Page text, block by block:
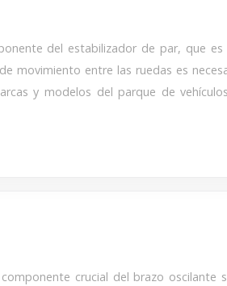
del estabilizador de par, que
movimiento entre las ruedas es
y modelos del parque de
crucial del brazo